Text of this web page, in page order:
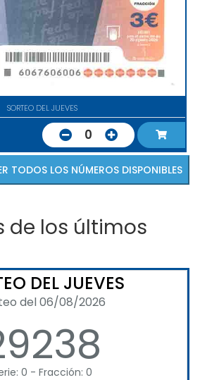
SORTEO DEL JUEVES
0
VER TODOS LOS NÚMEROS DISPONIBLES
de los últimos
DEL JUEVES
del 06/08/2026
0 - Fracción: 0